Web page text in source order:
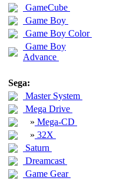
GameCube
Game Boy
Game Boy Color
Game Boy
Advance
Sega:
Master System
Mega Drive
» Mega-CD
» 32X
Saturn
Dreamcast
Game Gear